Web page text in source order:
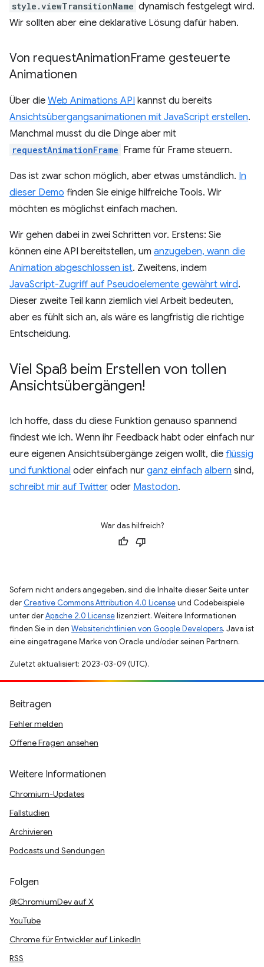
style.viewTransitionName dynamisch festgelegt wird.
Wir sollten aber eine deklarative Lösung dafür haben.
Von requestAnimationFrame gesteuerte
Animationen
Über die Web Animations API kannst du bereits
Ansichtsübergangsanimationen mit JavaScript erstellen.
Manchmal musst du die Dinge aber mit
requestAnimationFrame Frame für Frame steuern.
Das ist zwar schon möglich, aber etwas umständlich. In
dieser Demo finden Sie einige hilfreiche Tools. Wir
möchten es möglichst einfach machen.
Wir gehen dabei in zwei Schritten vor. Erstens: Sie
können eine API bereitstellen, um anzugeben, wann die
Animation abgeschlossen ist. Zweitens, indem
JavaScript-Zugriff auf Pseudoelemente gewährt wird.
Dieser zweite Teil kann ziemlich viel Arbeit bedeuten,
aber es fühlt sich an, als wäre es langfristig die richtige
Entscheidung.
Viel Spaß beim Erstellen von tollen
Ansichtsübergängen!
Ich hoffe, dass du diese Funktion genauso spannend
findest wie ich. Wenn ihr Feedback habt oder einfach nur
eure eigenen Ansichtsübergänge zeigen wollt, die flüssig
und funktional oder einfach nur ganz einfach albern sind,
schreibt mir auf Twitter oder Mastodon.
War das hilfreich?
Sofern nicht anders angegeben, sind die Inhalte dieser Seite unter
der Creative Commons Attribution 4.0 Licenseund Codebeispiele
unter derApache 2.0 Licenselizenziert. Weitere Informationen
finden Sie in den Websiterichtlinien von Google Developers. Java ist
eine eingetragene Marke von Oracle und/oder seinen Partnern.
Zuletzt aktualisiert: 2023-03-09 (UTC).
Beitragen
Fehler melden
Offene Fragen ansehen
Weitere Informationen
Chromium-Updates
Fallstudien
Archivieren
Podcasts und Sendungen
Folgen
@ChromiumDev auf X
YouTube
Chrome für Entwickler auf LinkedIn
RSS